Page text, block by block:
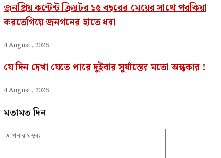
জনপ্রিয় কন্টেন্ট ক্রিয়টর ১৫ বছরের মেয়ের সাথে পরকিয়া
করতেগিয়ে জনগনের হাতে ধরা
4 August , 2026
যে দিন দেখা যেতে পারে দুইবার সূর্যাস্তের মতো অন্ধকার !
4 August , 2026
মতামত দিন